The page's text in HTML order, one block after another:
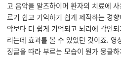
고 음악을 알츠하이머 환자의 치료에
르기 쉽고 기억하기 쉽게 제작하는 경
악보다 더 쉽게 기억되고 뇌리에 각인
리는데 효과를 볼 수 있었던 것이죠. 영
징글을 따라 부르는 모습이 뭔가 뭉클